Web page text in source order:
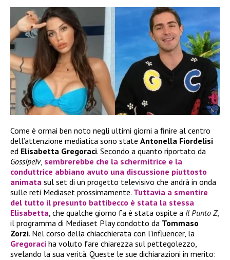
Come è ormai ben noto negli ultimi giorni a finire al centro
dell’attenzione mediatica sono state Antonella Fiordelisi
ed Elisabetta Gregoraci. Secondo a quanto riportato da
GossipeTv, sembrerebbe che la schermitrice e la
conduttrice abbiano avuto una discussione piuttosto
animata sul set di un progetto televisivo che andrà in onda
sulle reti Mediaset prossimamente. Tuttavia a smentire
del tutto il presunto battibecco è stata la stessa
Elisabetta, che qualche giorno fa è stata ospite a Il Punto Z,
il programma di Mediaset Play condotto da Tommaso
Zorzi. Nel corso della chiacchierata con l’influencer, la
Gregoraci ha voluto fare chiarezza sul pettegolezzo,
svelando la sua verità. Queste le sue dichiarazioni in merito: